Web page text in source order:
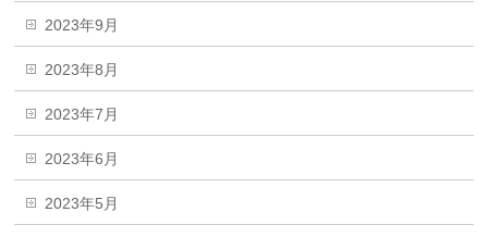
2023年9月
2023年8月
2023年7月
2023年6月
2023年5月